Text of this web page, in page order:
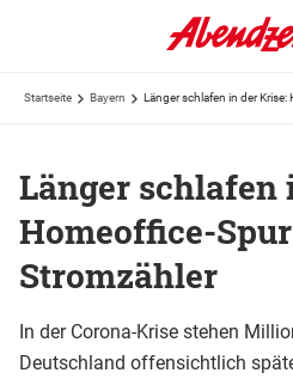
Startseite Bayern Länger schlafen in der
Länger schlafen
Homeoffice-
Stromzähler
In der Corona-Krise stehen
Deutschland offensichtlich